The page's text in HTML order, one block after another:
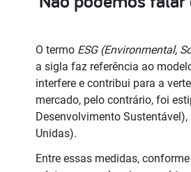
O termo ESG (Environmental,
a sigla faz referência ao
interfere e contribui para a
mercado, pelo contrário, foi
Desenvolvimento
Unidas).
Entre essas medidas,